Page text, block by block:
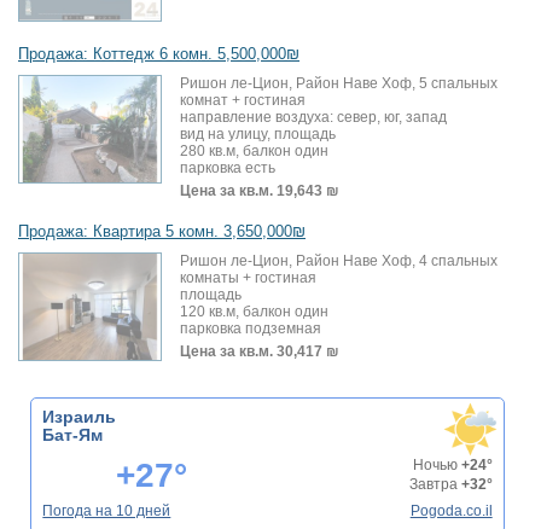
Продажа: Коттедж 6 комн. 5,500,000₪
Ришон ле-Цион, Район Наве Хоф, 5 спальных
комнат + гостиная
направление воздуха: север, юг, запад
вид на улицу, площадь
280 кв.м, балкон один
парковка есть
Цена за кв.м. 19,643 ₪
Продажа: Квартира 5 комн. 3,650,000₪
Ришон ле-Цион, Район Наве Хоф, 4 спальных
комнаты + гостиная
площадь
120 кв.м, балкон один
парковка подземная
Цена за кв.м. 30,417 ₪
Израиль
Бат-Ям
+27° Ночью +24°
Завтра +32°
Погода на 10 дней
Pogoda.co.il